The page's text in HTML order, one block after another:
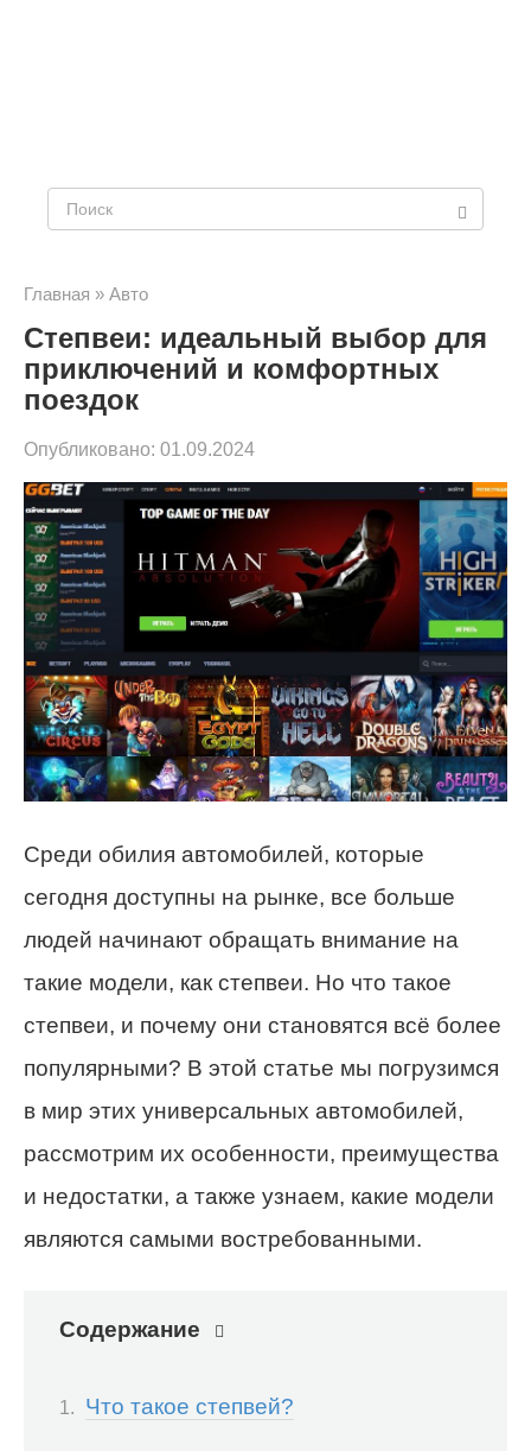
Главная » Авто
Степвеи: идеальный выбор для
приключений и комфортных
поездок
Опубликовано: 01.09.2024
Среди обилия автомобилей, которые
сегодня доступны на рынке, все больше
людей начинают обращать внимание на
такие модели, как степвеи. Но что такое
степвеи, и почему они становятся всё более
популярными? В этой статье мы погрузимся
в мир этих универсальных автомобилей,
рассмотрим их особенности, преимущества
и недостатки, а также узнаем, какие модели
являются самыми востребованными.
Содержание
Что такое степвей?